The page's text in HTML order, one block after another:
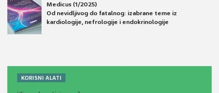
Medicus (1/2025)
Od nevidljivog do fatalnog: izabrane teme iz
kardiologije, nefrologije i endokrinologije
KORISNI ALATI